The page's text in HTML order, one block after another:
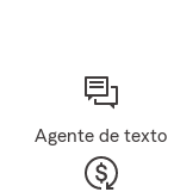
Agente de texto